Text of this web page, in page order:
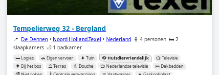
Tempelierweg 32 - Bergland
📍 De Dennen • Noord-Holland,Texel • Nederland 🧍 4 personen 🛏️ 2
slaapkamers 🛁 1 badkamer
🛏️ Logies 🚗 Eigen vervoer 🌲 Tuin 🐶 Huisdiervriendelijk
📺 Televisie
🌳 Bij het bos
⛱️ Terras 🚿 Douche 📺 Nederlandse televisie
🛌 Dekbedden